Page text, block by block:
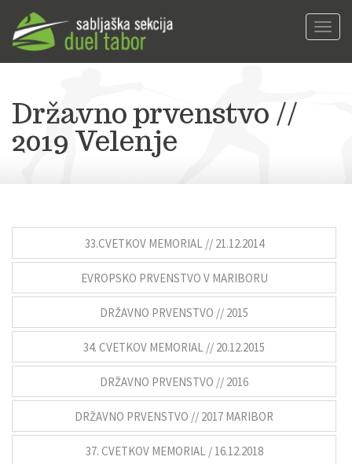
Državno prvenstvo //
2019 Velenje
33.CVETKOV MEMORIAL // 21.12.2014
EVROPSKO PRVENSTVO V MARIBORU
DRŽAVNO PRVENSTVO // 2015
34. CVETKOV MEMORIAL // 20.12.2015
DRŽAVNO PRVENSTVO // 2016
DRŽAVNO PRVENSTVO // 2017 MARIBOR
37. CVETKOV MEMORIAL / 16.12.2018